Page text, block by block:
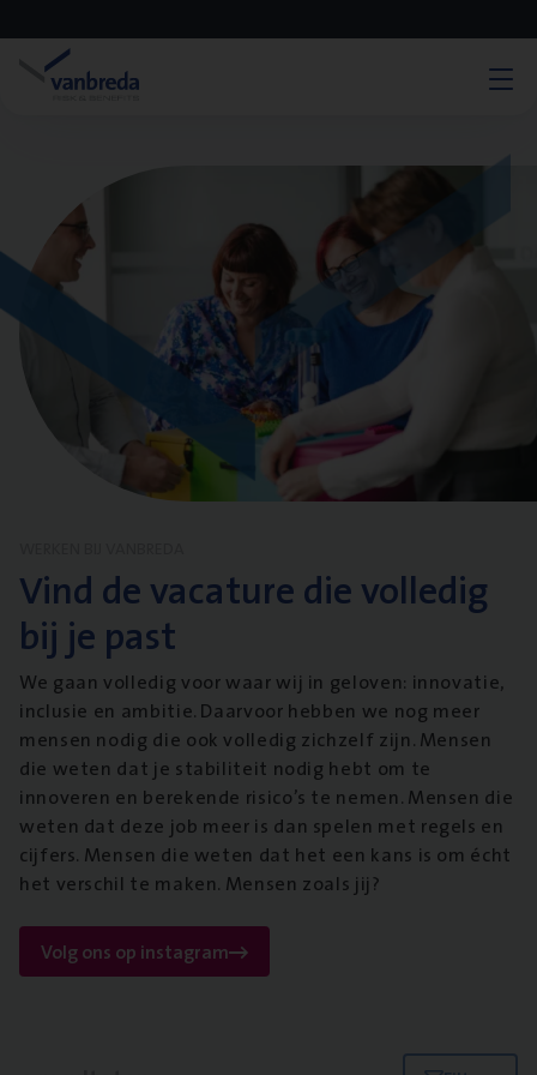
Vind de vacature die volledig
bij je past
We gaan volledig voor waar wij in geloven: innovatie,
inclusie en ambitie. Daarvoor hebben we nog meer
mensen nodig die ook volledig zichzelf zijn. Mensen
die weten dat je stabiliteit nodig hebt om te
innoveren en berekende risico’s te nemen. Mensen die
weten dat deze job meer is dan spelen met regels en
cijfers. Mensen die weten dat het een kans is om écht
het verschil te maken. Mensen zoals jij?
Volg ons op instagram